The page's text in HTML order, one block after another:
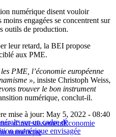
numérique disent vouloir
engagées se concentrent sur
outils de production.
leur retard, la BEI propose
aux PME.
PME, l’économie européenne
», insiste Christoph Weiss,
trouver le bon instrument
numérique, conclut-il.
sur un cadre de
numérique envisagée
mise à jour: May 5, 2022 - 08:40
d'investissementÉconomie
numérique